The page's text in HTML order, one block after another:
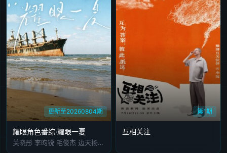
更新至20260804期
耀眼角色番综·耀眼一夏
关晓彤 李昀锐 毛俊杰 边天扬 王翰闻 高秋梓
第1期
互相关注